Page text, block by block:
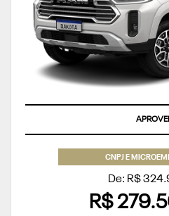
CNPJ E
De: R$
R$